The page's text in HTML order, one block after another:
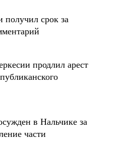
срок за
продлил арест
в Нальчике за
части